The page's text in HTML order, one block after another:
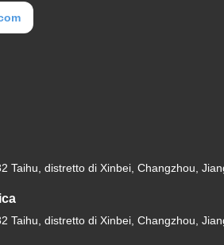
Taihu, distretto di Xinbei, Changzhou,
Taihu, distretto di Xinbei, Changzhou,